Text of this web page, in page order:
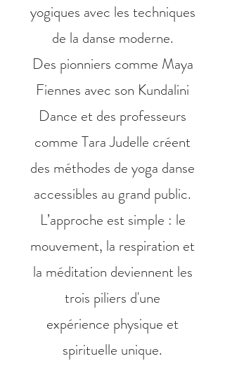
yogiques avec les techniques
de la danse moderne.
Des pionniers comme Maya
Fiennes avec son Kundalini
Dance et des professeurs
comme Tara Judelle créent
des méthodes de yoga danse
accessibles au grand public.
L’approche est simple : le
mouvement, la respiration et
la méditation deviennent les
trois piliers d'une
expérience physique et
spirituelle unique.